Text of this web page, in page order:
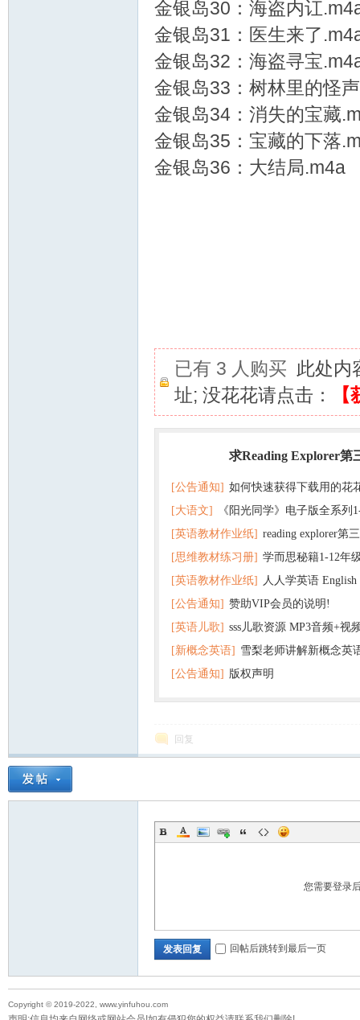
金银岛30：海盗内讧
金银岛31：医生来了
金银岛32：海盗寻宝
金银岛33：树林里的怪
金银岛34：消失的宝藏
金银岛35：宝藏的下落
金银岛36：大结局.m4a
已有 3 人购买 此处内
址; 没花花请点击：
求Reading Explorer第
[公告通知] 如何快速获得下载用的花
[大语文]
《阳光同学》电子版全系列
+英语
[英语教材作业纸] reading explorer第
+音频 百度云网盘下载
[思维教材练习册] 学而思秘籍1-12年
子版PDF全册 百度网盘
[英语教材作业纸] 人人学英语
版pdf 百度网盘下载
[公告通知] 赞助VIP会员的说明!
[英语儿歌] sss儿歌资源 MP3音频+视
百度云网盘下载
[新概念英语] 雪梨老师讲解新概念英
[公告通知] 版权声明
回复
您需要登录
发表回复 回帖后跳转到最后一页
Copyright © 2019-2022, www.yinfuhou.com